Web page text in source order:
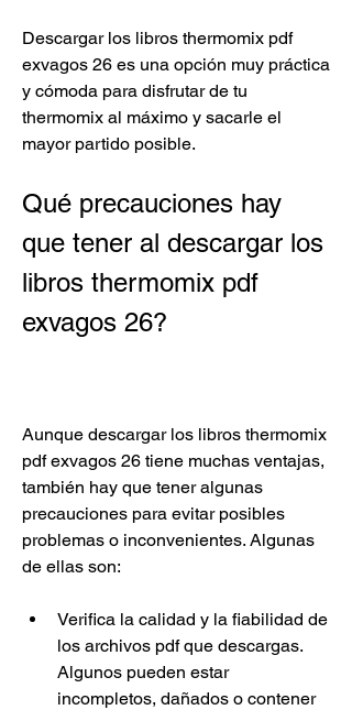
Descargar los libros thermomix pdf
exvagos 26 es una opción muy práctica
y cómoda para disfrutar de tu
thermomix al máximo y sacarle el
mayor partido posible.
Qué precauciones hay
que tener al descargar los
libros thermomix pdf
exvagos 26?
Aunque descargar los libros thermomix
pdf exvagos 26 tiene muchas ventajas,
también hay que tener algunas
precauciones para evitar posibles
problemas o inconvenientes. Algunas
de ellas son:
Verifica la calidad y la fiabilidad de
los archivos pdf que descargas.
Algunos pueden estar
incompletos, dañados o contener